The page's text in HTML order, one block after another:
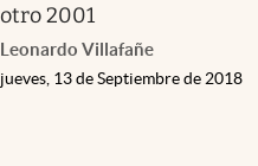
otro 2001
Leonardo Villafañe
jueves, 13 de Septiembre de 2018